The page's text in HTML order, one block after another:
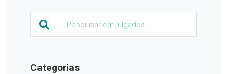
Categorias